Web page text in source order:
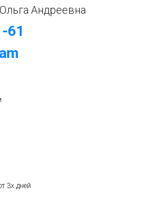
Ольга Андреевна
61
3х дней